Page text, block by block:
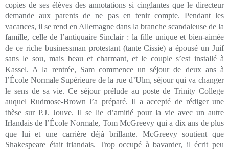
copies de ses élèves des annotations si cinglantes que le directeur
demande aux parents de ne pas en tenir compte. Pendant les
vacances, il se rend en Allemagne dans la branche scandaleuse de la
famille, celle de l’antiquaire Sinclair : la fille unique et bien-aimée
de ce riche businessman protestant (tante Cissie) a épousé un Juif
sans le sou, mais beau et charmant, et le couple s’est installé à
Kassel. A la rentrée, Sam commence un séjour de deux ans à
l’École Normale Supérieure de la rue d’Ulm, séjour qui va changer
le sens de sa vie. Ce séjour prélude au poste de Trinity College
auquel Rudmose-Brown l’a préparé. Il a accepté de rédiger une
thèse sur P.J. Jouve. Il se lie d’amitié pour la vie avec un autre
Irlandais de l’École Normale, Tom McGreevy qui a dix ans de plus
que lui et une carrière déjà brillante. McGreevy soutient que
Shakespeare était irlandais. Trop occupé à bavarder, il écrit peu